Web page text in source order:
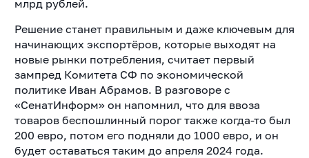
млрд рублей.
Решение станет правильным и даже ключевым для
начинающих экспортёров, которые выходят на
новые рынки потребления, считает первый
зампред Комитета СФ по экономической
политике Иван Абрамов. В разговоре с
«СенатИнформ» он напомнил, что для ввоза
товаров беспошлинный порог также когда-то был
200 евро, потом его подняли до 1000 евро, и он
будет оставаться таким до апреля 2024 года.